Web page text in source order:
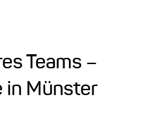
Teams –
in Münster